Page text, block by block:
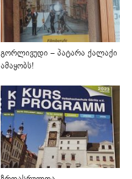
გორლივუდი – პატარა ქალაქი
ამაყობს!